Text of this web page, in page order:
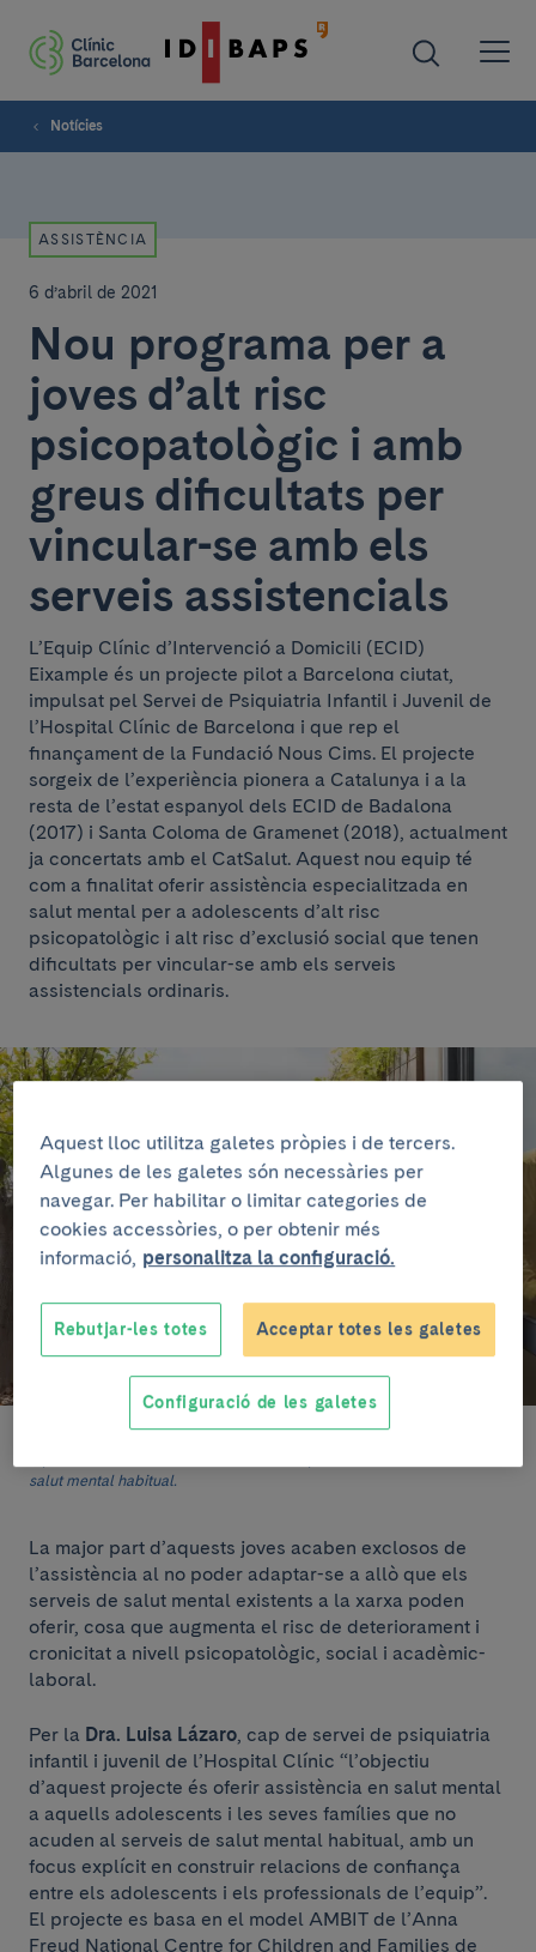
Notícies
ASSISTÈNCIA
6 d’abril de 2021
Nou programa per a
joves d’alt risc
psicopatològic i amb
greus dificultats per
vincular-se amb els
serveis assistencials
L’Equip Clínic d’Intervenció a Domicili (ECID)
Eixample és un projecte pilot a Barcelona ciutat,
impulsat pel Servei de Psiquiatria Infantil i Juvenil de
l’Hospital Clínic de Barcelona i que rep el
finançament de la Fundació Nous Cims. El projecte
sorgeix de l’experiència pionera a Catalunya i a la
resta de l’estat espanyol dels ECID de Badalona
(2017) i Santa Coloma de Gramenet (2018), actualment
ja concertats amb el CatSalut. Aquest nou equip té
com a finalitat oferir assistència especialitzada en
salut mental per a adolescents d’alt risc
psicopatològic i alt risc d’exclusió social que tenen
dificultats per vincular-se amb els serveis
assistencials ordinaris.
salut mental habitual.
La major part d’aquests joves acaben exclosos de
l’assistència al no poder adaptar-se a allò que els
serveis de salut mental existents a la xarxa poden
oferir, cosa que augmenta el risc de deteriorament i
cronicitat a nivell psicopatològic, social i acadèmic-
laboral.
Per la Dra. Luisa Lázaro, cap de servei de psiquiatria
infantil i juvenil de l’Hospital Clínic “l’objectiu
d’aquest projecte és oferir assistència en salut mental
a aquells adolescents i les seves famílies que no
acuden al serveis de salut mental habitual, amb un
focus explícit en construir relacions de confiança
entre els adolescents i els professionals de l’equip”.
El projecte es basa en el model AMBIT de l’Anna
Freud National Centre for Children and Families de
Aquest lloc utilitza galetes pròpies i de tercers.
Algunes de les galetes són necessàries per
navegar. Per habilitar o limitar categories de
cookies accessòries, o per obtenir més
informació, personalitza la configuració.
Rebutjar-les totes Acceptar totes les galetes
Configuració de les galetes